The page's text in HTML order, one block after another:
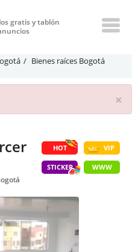
gratis y tablón
Bienes raíces Bogotá
×
HOT VIP
STICKER WWW